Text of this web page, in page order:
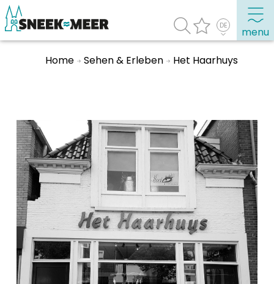
menu
Sneek besuchen
Highlights
Sehenswürdigkeiten
Sehen & Erleben
Essen, Trinken, Ausgehen
Wassersport
Übernachten
Einkaufen
Home Sehen & Erleben Het Haarhuys